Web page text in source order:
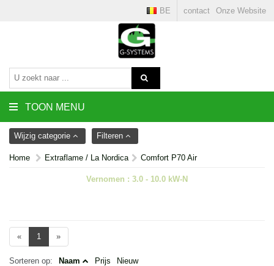
contact Onze Website
BE
TOON MENU
Wijzig categorie Filteren
Home Extraflame / La Nordica Comfort P70 Air
Vernomen : 3.0 - 10.0 kW-N
« 1 »
Sorteren op: Naam Prijs Nieuw